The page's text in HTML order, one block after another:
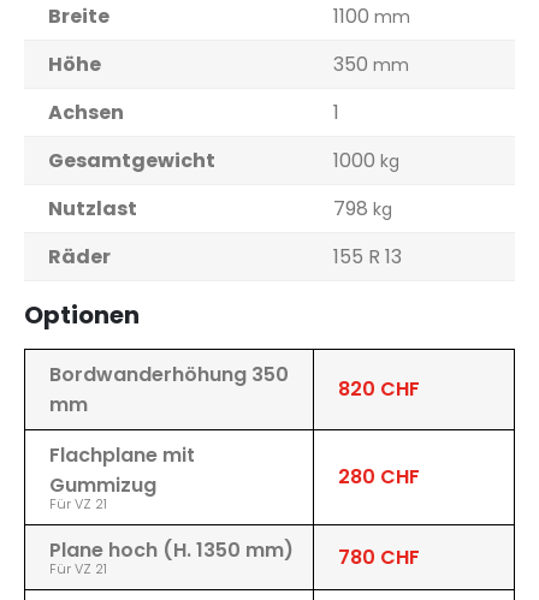
Breite 1100 mm
Höhe 350 mm
Achsen
1
Gesamtgewicht
1000 kg
Nutzlast 798 kg
Räder 155 R 13
Optionen
Bordwanderhöhung 350
mm
820 CHF
Flachplane mit
Gummizug
Für VZ 21
280 CHF
Plane hoch (H. 1350 mm)
Für VZ 21 780 CHF